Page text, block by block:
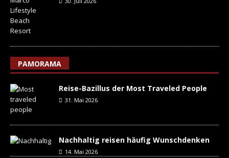
PAMORAMA
Reise-Bazillus der Most Traveled People
31. Mai 2026
Nachhaltig reisen häufig Wunschdenken
14. Mai 2026